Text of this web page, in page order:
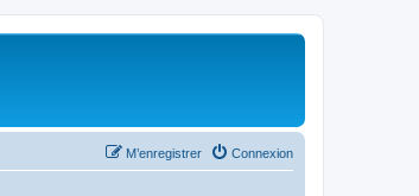
Connexion
M’enregistrer